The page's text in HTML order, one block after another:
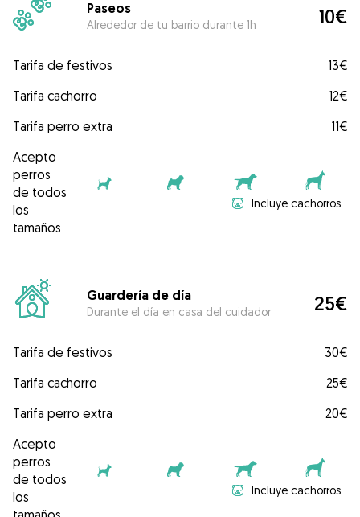
Paseos
Alrededor de tu barrio durante 1h 10€
Tarifa de festivos
13€
Tarifa cachorro
12€
Tarifa perro extra
11€
Acepto
perros
de todos
los
tamaños
Incluye cachorros
Guardería de día
Durante el día en casa del cuidador 25€
Tarifa de festivos
30€
Tarifa cachorro
25€
Tarifa perro extra
20€
Acepto
perros
de todos
los
Incluye cachorros